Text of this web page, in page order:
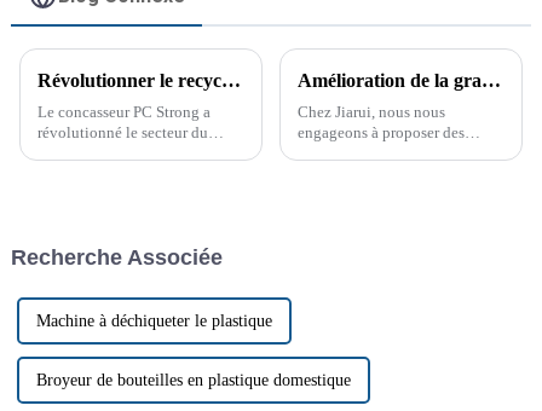
Révolutionner le recyclage des déchets avec le PC Strong Crusher
Le concasseur PC Strong a
révolutionné le secteur du
environnementales croissantes
le PC Strong Crusher a
révolutionné le secteur du
recyclage des déchets, offrant
des solutions innovantes pour
le traitement des matériaux
résistants et volumineux.
Amélioration de la granulation du PET grâce à la ligne de granulation PET de Jiarui
Chez Jiarui, nous nous
engageons à proposer des
Recherche Associée
Machine à déchiqueter le plastique
Broyeur de bouteilles en plastique domestique